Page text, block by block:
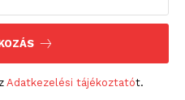
Adatkezelési tájékoztatót.